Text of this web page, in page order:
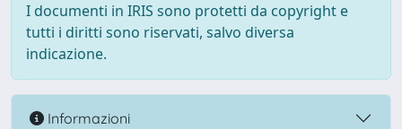
I documenti in IRIS sono protetti da copyright e
tutti i diritti sono riservati, salvo diversa
indicazione.
Informazioni